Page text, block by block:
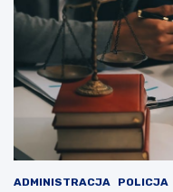
ADMINISTRACJA POLICJA